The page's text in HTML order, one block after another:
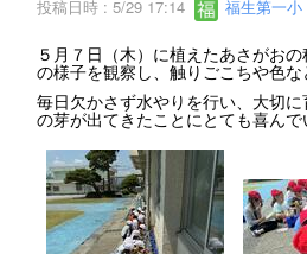
投稿日時 : 5/29 17:14 福生第一
５月７日（木）に植えたあさがお
の様子を観察し、触りごこちや色
毎日欠かさず水やりを行い、大切
の芽が出てきたことにとても喜んで